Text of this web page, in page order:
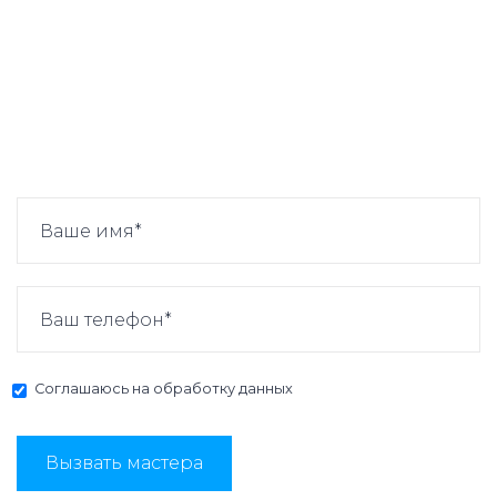
Соглашаюсь на обработку данных
Вызвать мастера